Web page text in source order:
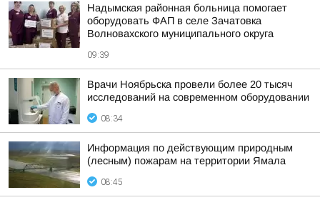
Надымская районная больница помогает
оборудовать ФАП в селе Зачатовка
Волновахского муниципального округа
09:39
Врачи Ноябрьска провели более 20 тысяч
исследований на современном оборудовании
08:34
Информация по действующим природным
(лесным) пожарам на территории Ямала
08:45